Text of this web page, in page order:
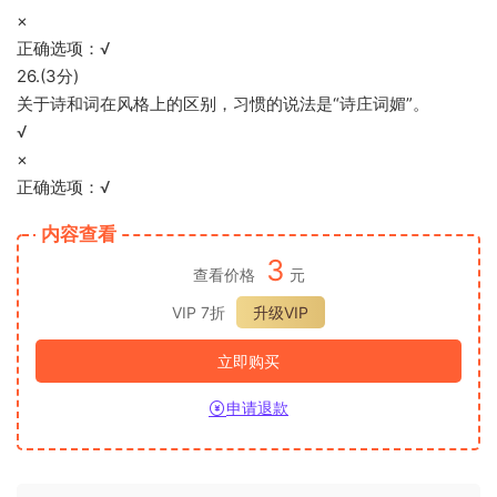
×
正确选项：√
26.(3分)
关于诗和词在风格上的区别，习惯的说法是“诗庄词媚”。
√
×
正确选项：√
内容查看
查看价格 3 元
VIP 7折
升级VIP
立即购买
申请退款